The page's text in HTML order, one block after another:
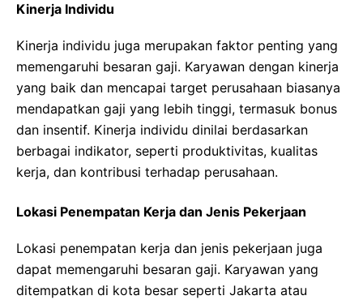
Kinerja Individu
Kinerja individu juga merupakan faktor penting yang
memengaruhi besaran gaji. Karyawan dengan kinerja
yang baik dan mencapai target perusahaan biasanya
mendapatkan gaji yang lebih tinggi, termasuk bonus
dan insentif. Kinerja individu dinilai berdasarkan
berbagai indikator, seperti produktivitas, kualitas
kerja, dan kontribusi terhadap perusahaan.
Lokasi Penempatan Kerja dan Jenis Pekerjaan
Lokasi penempatan kerja dan jenis pekerjaan juga
dapat memengaruhi besaran gaji. Karyawan yang
ditempatkan di kota besar seperti Jakarta atau